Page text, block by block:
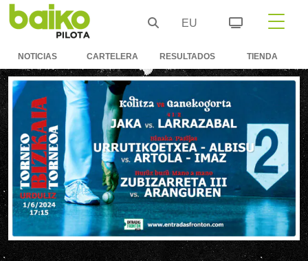
EU
NOTICIAS CARTELERA RESULTADOS TIENDA